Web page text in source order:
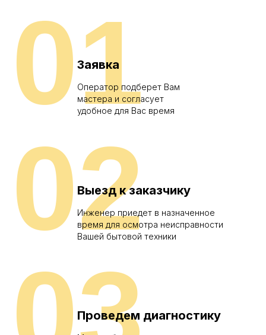
Заявка
Оператор подберет Вам
мастера и согласует
удобное для Вас время
01
Выезд к заказчику
Инженер приедет в назначенное
время для осмотра неисправности
Вашей бытовой техники
02
Проведем диагностику